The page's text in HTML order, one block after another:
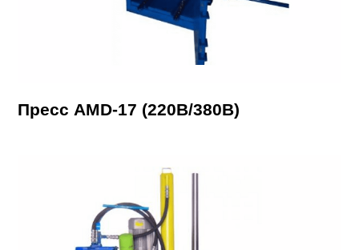
Пресс AMD-17 (220В/380В)